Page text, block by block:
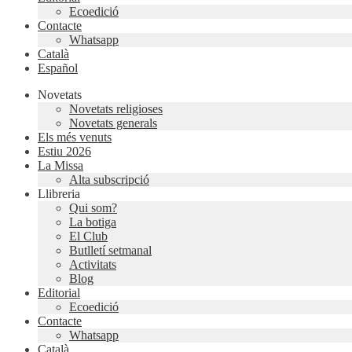
Ecoedició
Contacte
Whatsapp
Català
Español
Novetats
Novetats religioses
Novetats generals
Els més venuts
Estiu 2026
La Missa
Alta subscripció
Llibreria
Qui som?
La botiga
El Club
Butlletí setmanal
Activitats
Blog
Editorial
Ecoedició
Contacte
Whatsapp
Català